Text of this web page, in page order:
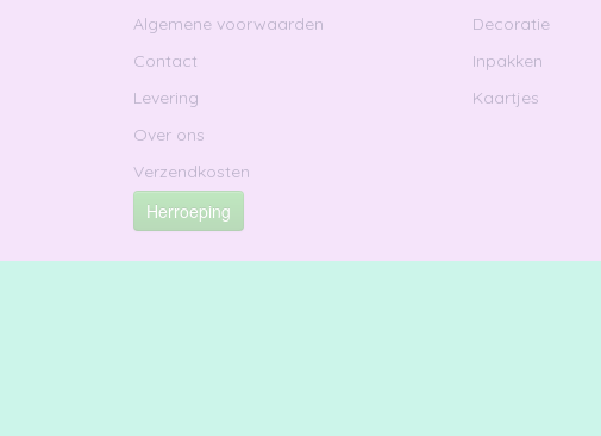
Algemene voorwaarden
Contact
Levering
Over ons
Verzendkosten
Herroeping
Decoratie
Inpakken
Kaartjes